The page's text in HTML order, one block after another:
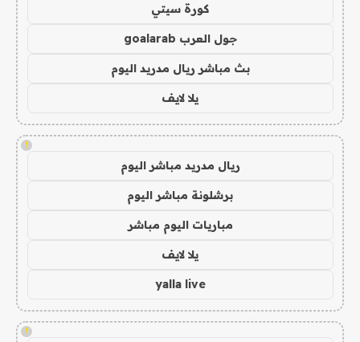
كورة سيتي
جول العرب goalarab
بث مباشر ريال مدريد اليوم
يلا لايف
!
ريال مدريد مباشر اليوم
برشلونة مباشر اليوم
مباريات اليوم مباشر
يلا لايف
yalla live
!